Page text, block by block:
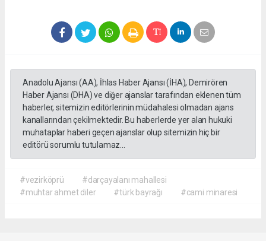
Anadolu Ajansı (AA), İhlas Haber Ajansı (İHA), Demirören
Haber Ajansı (DHA) ve diğer ajanslar tarafından eklenen tüm
haberler, sitemizin editörlerinin müdahalesi olmadan ajans
kanallarından çekilmektedir. Bu haberlerde yer alan hukuki
muhataplar haberi geçen ajanslar olup sitemizin hiç bir
editörü sorumlu tutulamaz...
#vezirköprü
#darçayalanı mahallesi
#muhtar ahmet diler
#türk bayrağı #cami minaresi